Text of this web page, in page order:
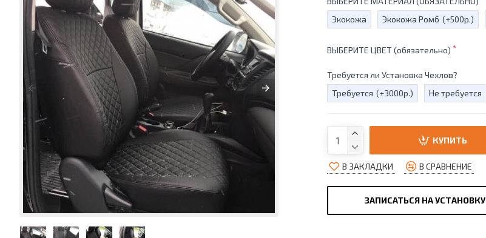
Экокожа
Экокожа Ромб (+500р.)
ВЫБЕРИТЕ ЦВЕТ (обязательно)
Требуется ли Установка Чехлов?
Требуется (+3000р.) Не требуется
КУПИТЬ
В ЗАКЛАДКИ В СРАВНЕНИЕ
ЗАПИСАТЬСЯ НА УСТАНОВКУ